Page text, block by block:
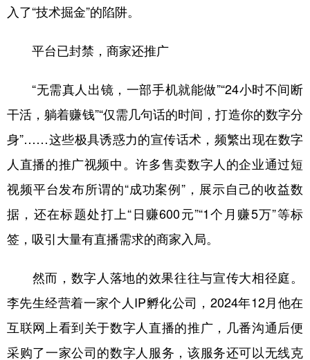
学术中国 乡村振兴
公益 一带一路 亚太网 上市公司
北京 天津 河北 山西
辽宁 吉林 上海
山东 河南 湖北 湖南
广东 广西 海南 重庆
四川 贵州 云南 西藏
入了“技术掘金”的陷阱。
平台已封禁，商家还推广
“无需真人出镜，一部手机就能做”“24小时不间断
干活，躺着赚钱”“仅需几句话的时间，打造你的数字分
身”……这些极具诱惑力的宣传话术，频繁出现在数字
人直播的推广视频中。许多售卖数字人的企业通过短
视频平台发布所谓的“成功案例”，展示自己的收益数
据，还在标题处打上“日赚600元”“1个月赚5万”等标
签，吸引大量有直播需求的商家入局。
然而，数字人落地的效果往往与宣传大相径庭。
李先生经营着一家个人IP孵化公司，2024年12月他在
互联网上看到关于数字人直播的推广，几番沟通后便
采购了一家公司的数字人服务，该服务还可以无线克